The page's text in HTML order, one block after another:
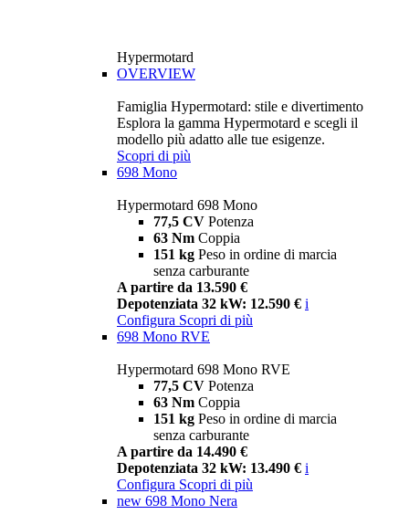
Hypermotard
OVERVIEW
Famiglia Hypermotard: stile e divertimento
Esplora la gamma Hypermotard e scegli il
modello più adatto alle tue esigenze.
Scopri di più
698 Mono
Hypermotard 698 Mono
77,5 CV Potenza
63 Nm Coppia
151 kg Peso in ordine di marcia
senza carburante
A partire da 13.590 €
Depotenziata 32 kW: 12.590 € i
Configura Scopri di più
698 Mono RVE
Hypermotard 698 Mono RVE
77,5 CV Potenza
63 Nm Coppia
151 kg Peso in ordine di marcia
senza carburante
A partire da 14.490 €
Depotenziata 32 kW: 13.490 € i
Configura Scopri di più
new 698 Mono Nera